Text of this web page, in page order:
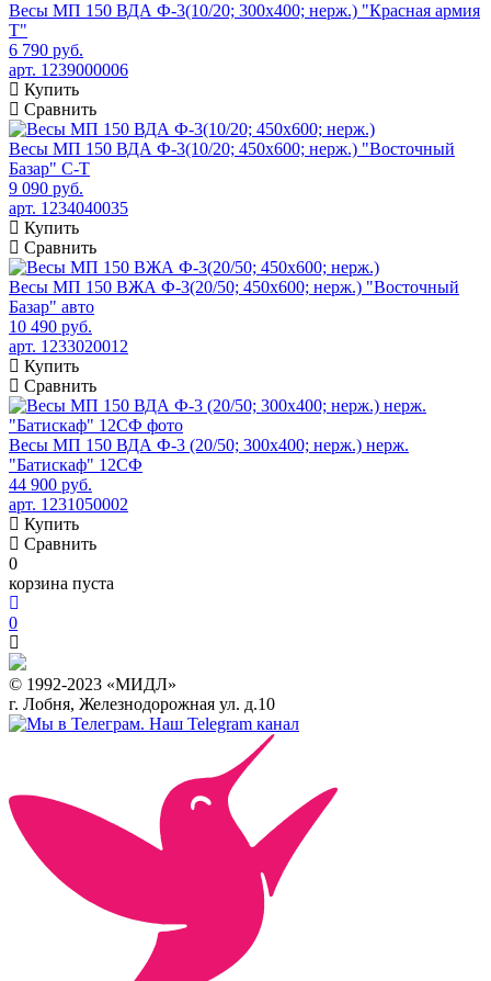
Весы МП 150 ВДА Ф-3(10/20; 300х400; нерж.) "Красная армия
Т"
6 790 руб.
арт. 1239000006
Купить
Сравнить
Весы МП 150 ВДА Ф-3(10/20; 450х600; нерж.) "Восточный
Базар" С-Т
9 090 руб.
арт. 1234040035
Купить
Сравнить
Весы МП 150 ВЖА Ф-3(20/50; 450х600; нерж.) "Восточный
Базар" авто
10 490 руб.
арт. 1233020012
Купить
Сравнить
Весы МП 150 ВДА Ф-3 (20/50; 300х400; нерж.) нерж.
"Батискаф" 12СФ
44 900 руб.
арт. 1231050002
Купить
Сравнить
0
корзина пуста
0
© 1992-2023 «МИДЛ»
г. Лобня, Железнодорожная ул. д.10
Наш Telegram канал